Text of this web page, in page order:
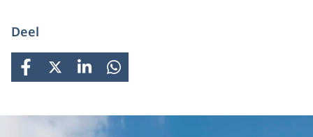
Deel
FACEBOOK
X LINKEDINWHATSAPP